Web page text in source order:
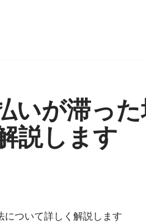
いが滞っ
説します
について詳しく解説します